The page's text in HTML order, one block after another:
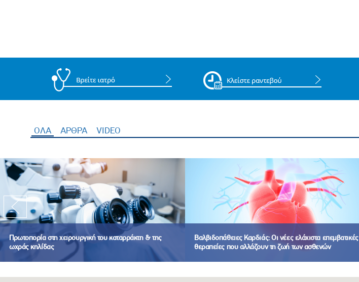
ΟΛΑ (ενεργή καρτέλα)
ΑΡΘΡΑ VIDEO
Πρωτοπορία στη χειρουργική του καταρράκτη & της
ωχράς κηλίδας
Βαλβιδοπάθειες Καρδιάς: Οι νέες ελάχιστα επεμβατικές
θεραπείες που αλλάζουν τη ζωή των ασθενών